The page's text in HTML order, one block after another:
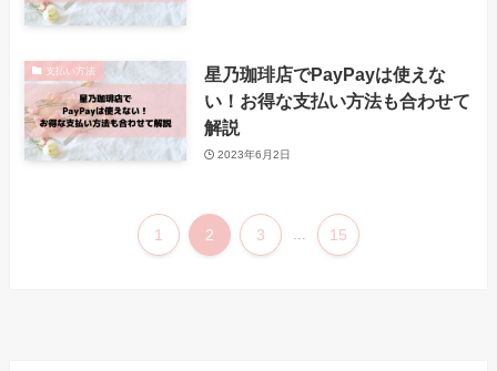
支払い方法
星乃珈琲店でPayPayは使えな
い！お得な支払い方法も合わせて
解説
2023年6月2日
1 2 3 15